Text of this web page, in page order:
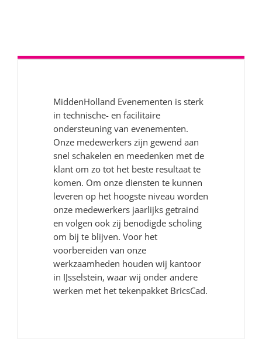
MiddenHolland Evenementen is sterk
in technische- en facilitaire
ondersteuning van evenementen.
Onze medewerkers zijn gewend aan
snel schakelen en meedenken met de
klant om zo tot het beste resultaat te
komen. Om onze diensten te kunnen
leveren op het hoogste niveau worden
onze medewerkers jaarlijks getraind
en volgen ook zij benodigde scholing
om bij te blijven. Voor het
voorbereiden van onze
werkzaamheden houden wij kantoor
in IJsselstein, waar wij onder andere
werken met het tekenpakket BricsCad.